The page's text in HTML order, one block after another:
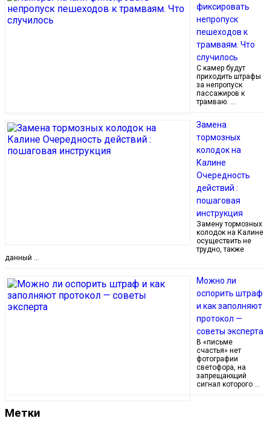
фиксировать
непропуск
пешеходов к
трамваям. Что
случилось
С камер будут
приходить штрафы
за непропуск
пассажиров к
трамваю. …
Замена
тормозных
колодок на
Калине
Очередность
действий :
пошаговая
инструкция
Замену тормозных
колодок на Калине
осуществить не
трудно, также
данный …
Можно ли
оспорить штраф
и как заполняют
протокол —
советы эксперта
В «письме
счастья» нет
фотографии
светофора, на
запрещающий
сигнал которого …
Метки